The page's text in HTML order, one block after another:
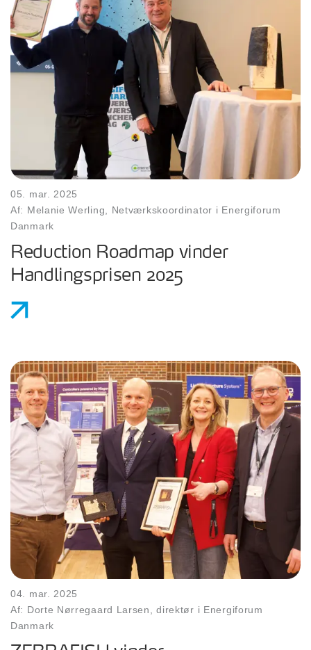
05. mar. 2025
Af: Melanie Werling, Netværkskoordinator i Energiforum
Danmark
Reduction Roadmap vinder
Handlingsprisen 2025
04. mar. 2025
Af: Dorte Nørregaard Larsen, direktør i Energiforum
Danmark